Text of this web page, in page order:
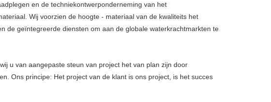
en de techniekontwerponderneming van het
Wij voorzien de hoogte - materiaal van de kwaliteits het
de geïntegreerde diensten om aan de globale waterkrachtmarkten te
u van aangepaste steun van project het van plan zijn door
Ons principe: Het project van de klant is ons project, is het succes